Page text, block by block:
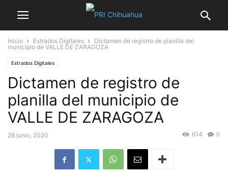
Inicio Estrados Digitales
Dictamen de registro de planilla del
municipio de VALLE DE ZARAGOZA
Estrados Digitales
Dictamen de registro de
planilla del municipio de
VALLE DE ZARAGOZA
28 junio, 2020 0
614